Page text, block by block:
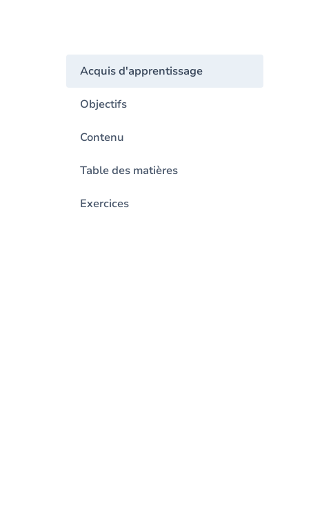
Acquis d'apprentissage
Objectifs
Contenu
Table des matières
Exercices